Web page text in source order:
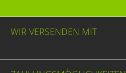
WIR VERSENDEN MIT